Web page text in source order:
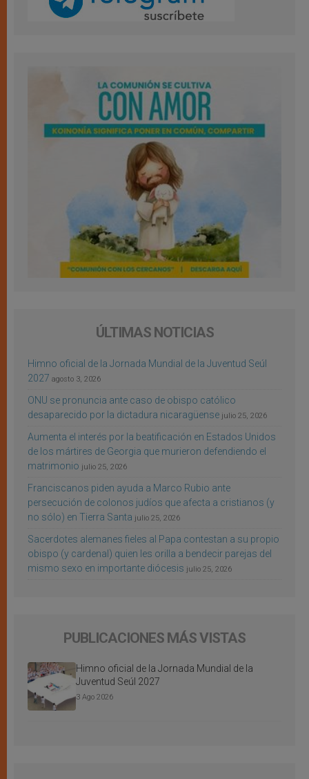
ÚLTIMAS NOTICIAS
Himno oficial de la Jornada Mundial de la Juventud Seúl
2027 agosto 3, 2026
ONU se pronuncia ante caso de obispo católico
desaparecido por la dictadura nicaragüense julio 25, 2026
Aumenta el interés por la beatificación en Estados Unidos
de los mártires de Georgia que murieron defendiendo el
matrimonio julio 25, 2026
Franciscanos piden ayuda a Marco Rubio ante
persecución de colonos judíos que afecta a cristianos (y
no sólo) en Tierra Santa julio 25, 2026
Sacerdotes alemanes fieles al Papa contestan a su propio
obispo (y cardenal) quien les orilla a bendecir parejas del
mismo sexo en importante diócesis julio 25, 2026
PUBLICACIONES MÁS VISTAS
Himno oficial de la Jornada Mundial de la
Juventud Seúl 2027
3 Ago 2026